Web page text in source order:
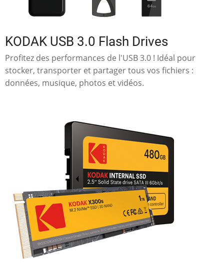
KODAK USB 3.0 Flash Drives
Profitez des performances de l'USB 3.0 ! Idéal pour
stocker, transporter et partager tous vos fichiers :
données, musique, photos et vidéos.